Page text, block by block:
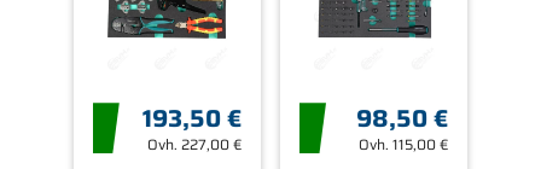
193,50 €
Ovh. 227,00 €
98,50 €
Ovh.115,00 €